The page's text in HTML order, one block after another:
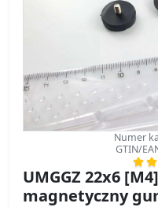
Numer
GTIN/
UMGGZ 22x6
magnetyczny